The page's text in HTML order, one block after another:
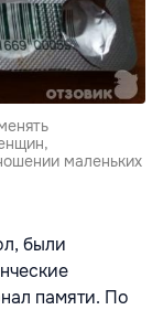
маленьких
были
памяти. По